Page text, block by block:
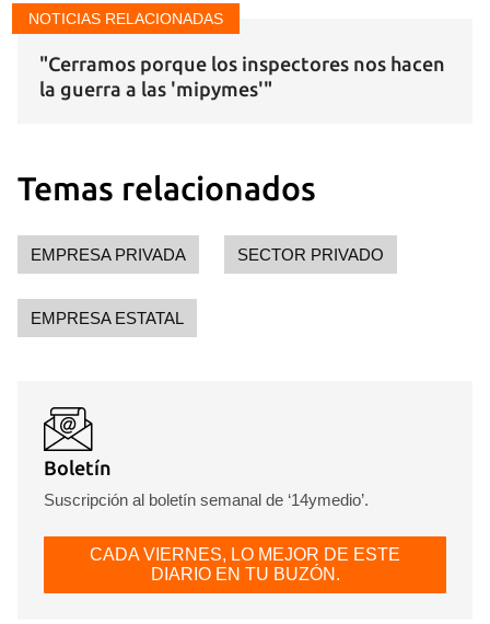
NOTICIAS RELACIONADAS
"Cerramos porque los inspectores nos hacen
la guerra a las 'mipymes'"
Temas relacionados
EMPRESA PRIVADA SECTOR PRIVADO
EMPRESA ESTATAL
Boletín
Suscripción al boletín semanal de ‘14ymedio’.
CADA VIERNES, LO MEJOR DE ESTE
DIARIO EN TU BUZÓN.